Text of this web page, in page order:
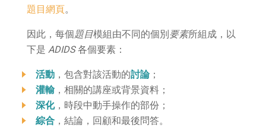
題目網頁。
因此，每個題目模組由不同的個別要素所組成，以
下是 ADIDS各個要素：
活動，包含對該活動的討論；
灌輸，相關的講座或背景資料；
深化，時段中動手操作的部份；
綜合，結論，回顧和最後問答。